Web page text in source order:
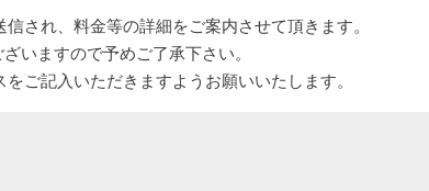
され、料金等の詳細をご案内させて頂きます。
いますので予めご了承下さい。
ご記入いただきますようお願いいたします。